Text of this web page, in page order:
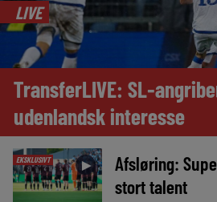
LIVE
TransferLIVE: SL-
udenlandsk interesse
EKSKLUSIVT ►
Afsløring:
stort talent